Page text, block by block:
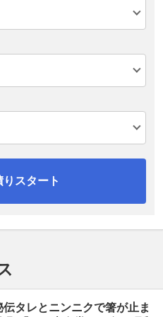
りスタート
伝タレとニンニクで箸が止ま